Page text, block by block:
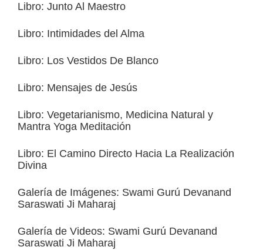
Libro: Junto Al Maestro
Libro: Intimidades del Alma
Libro: Los Vestidos De Blanco
Libro: Mensajes de Jesús
Libro: Vegetarianismo, Medicina Natural y
Mantra Yoga Meditación
Libro: El Camino Directo Hacia La Realización
Divina
Galería de Imágenes: Swami Gurú Devanand
Saraswati Ji Maharaj
Galería de Videos: Swami Gurú Devanand
Saraswati Ji Maharaj